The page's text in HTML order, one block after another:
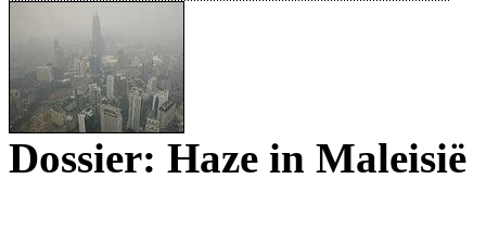
Dossier: Haze in Maleisië